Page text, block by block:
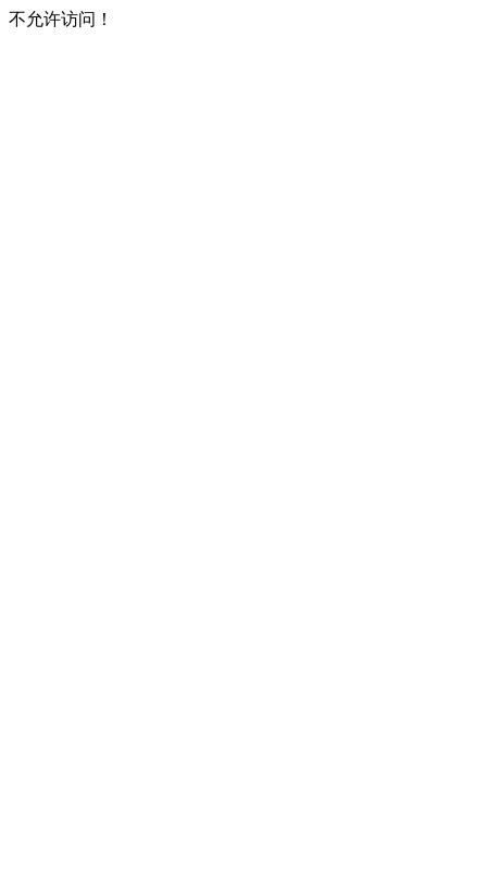
不允许访问！